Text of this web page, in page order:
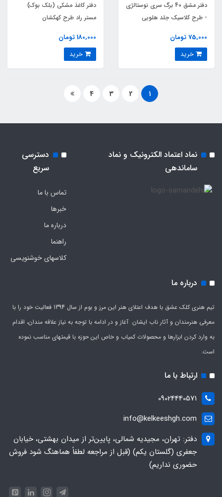
دفتر مشق 40 برگ سری نوستالژی
- طرح کلاسیک جلد هلویی
75,000 تومان
دفتر کاغذ مشکی (بلک بوک)
مستر راد طرح کهکشان
180,000 تومان
1
2
3
4
نماد اعتماد الکترونیک و نماد
ساماندهی
دسترسی
سریع
تماس با ما
خبرها
درباره ما
راهنما
کلاسهای خوشنویسی
درباره ما
تیم هنری کلک عشق با هدف اعتلای هنر این مرز و بوم از سال 1394 فعالیت خود را با
معرفی هنرمندان و آثار ناب ایشان آغاز و در ادامه با توجه به نیاز علاقه مندان، اقدام
به وارد کردن ابزارها و محصولات کمیاب و خاص این حوزه با قیمتهای مناسب نموده
است.
ارتباط با ما
09024440571
info@kelkeeshgh.com
دفتر: تهران، مجیدیه شمالی، پایین‌تر از میدان بهشتی، خیابان
جعفری (گلستان یکم) (قبل از مراجعه لطفاً هماهنگ شود فروش
حضوری نداریم)